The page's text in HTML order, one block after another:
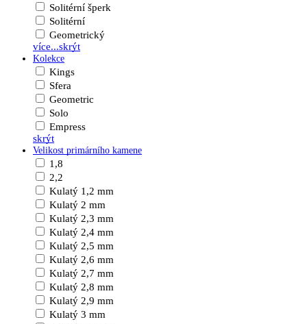
Solitérní šperk
Solitérní
Geometrický
více...skrýt
Kolekce
Kings
Sfera
Geometric
Solo
Empress
skrýt
Velikost primárního kamene
1,8
2,2
Kulatý 1,2 mm
Kulatý 2 mm
Kulatý 2,3 mm
Kulatý 2,4 mm
Kulatý 2,5 mm
Kulatý 2,6 mm
Kulatý 2,7 mm
Kulatý 2,8 mm
Kulatý 2,9 mm
Kulatý 3 mm